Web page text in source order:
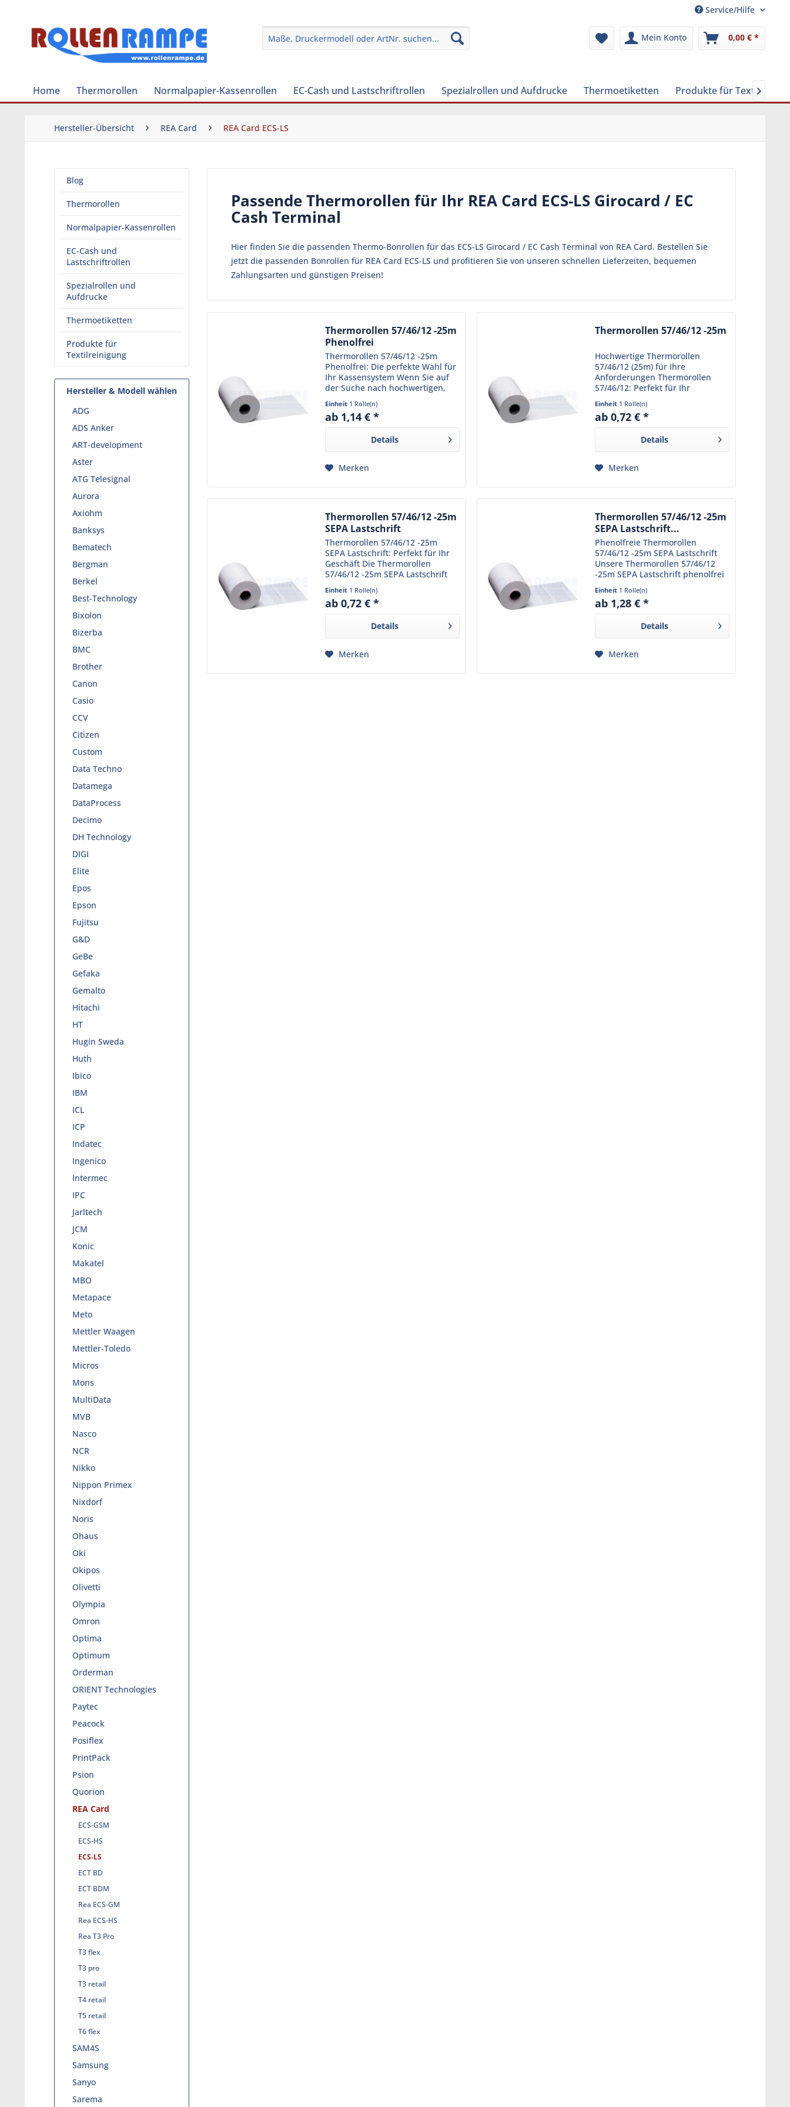
Service/Hilfe
Mein Konto 0,00 € *
Home Thermorollen Normalpapier-Kassenrollen EC-Cash und Lastschriftrollen Spezialrollen und Aufdrucke Thermoetiketten Produkte für 
Hersteller-Übersicht REA Card REA Card ECS-LS
Blog
Thermorollen
Normalpapier-Kassenrollen
EC-Cash und
Lastschriftrollen
Spezialrollen und
Aufdrucke
Thermoetiketten
Produkte für
Textilreinigung
Hersteller & Modell wählen
ADG
ADS Anker
ART-development
Aster
ATG Telesignal
Aurora
Axiohm
Banksys
Bematech
Bergman
Berkel
Best-Technology
Bixolon
Bizerba
BMC
Brother
Canon
Casio
CCV
Citizen
Custom
Data Techno
Datamega
DataProcess
Decimo
DH Technology
DIGI
Elite
Epos
Epson
Fujitsu
G&D
GeBe
Gefaka
Gemalto
Hitachi
HT
Hugin Sweda
Huth
Ibico
IBM
ICL
ICP
Indatec
Ingenico
Intermec
IPC
Jarltech
JCM
Konic
Makatel
MBO
Metapace
Meto
Mettler Waagen
Mettler-Toledo
Micros
Mons
MultiData
MVB
Nasco
NCR
Nikko
Nippon Primex
Nixdorf
Noris
Ohaus
Oki
Okipos
Olivetti
Olympia
Omron
Optima
Optimum
Orderman
ORIENT Technologies
Paytec
Peacock
Posiflex
PrintPack
Psion
Quorion
REA Card
ECS-GSM
ECS-HS
ECS-LS
ECT BD
ECT BDM
Rea ECS-GM
Rea ECS-HS
Rea T3 Pro
T3 flex
T3 pro
T3 retail
T4 retail
T5 retail
T6 flex
SAM4S
Samsung
Sanyo
Sarema
Passende Thermorollen für Ihr REA Card ECS-LS Girocard / EC
Cash Terminal
Hier finden Sie die passenden Thermo-Bonrollen für das ECS-LS Girocard / EC Cash Terminal von REA Card. Bestellen Sie
jetzt die passenden Bonrollen für REA Card ECS-LS und profitieren Sie von unseren schnellen Lieferzeiten, bequemen
Zahlungsarten und günstigen Preisen!
Thermorollen 57/46/12 -25m
Phenolfrei
Thermorollen 57/46/12 -25m
Phenolfrei: Die perfekte Wahl für
Ihr Kassensystem Wenn Sie auf
der Suche nach hochwertigen,
umweltfreundlichen und
langlebigen Thermorollen für Ihr
Kassensystem sind, sind unsere
Einheit 1 Rolle(n)
ab 1,14 € *
Details
Merken
Thermorollen 57/46/12 -25m
Hochwertige Thermorollen
57/46/12 (25m) für Ihre
Anforderungen Thermorollen
57/46/12: Perfekt für Ihr
Ladengeschäft Die Thermorollen
57/25m/12 eignen sich perfekt
für ein Ladengeschäft. Mit einer
Einheit 1 Rolle(n)
ab 0,72 € *
Details
Merken
Thermorollen 57/46/12 -25m
SEPA Lastschrift
Thermorollen 57/46/12 -25m
SEPA Lastschrift: Perfekt für Ihr
Geschäft Die Thermorollen
57/46/12 -25m SEPA Lastschrift
Einzelhandelsgeschäfte und
Gastronomiebetriebe mit
Hergestellt...
Einheit 1 Rolle(n)
ab 0,72 € *
Details
Merken
Thermorollen 57/46/12 -25m
SEPA Lastschrift...
Phenolfreie Thermorollen
57/46/12 -25m SEPA Lastschrift
Unsere Thermorollen 57/46/12
-25m SEPA Lastschrift phenolfrei
Cash und Girocard Terminal. Mit
einer Breite von 57mm, einem
Einheit 1 Rolle(n)
ab 1,28 € *
Details
Merken